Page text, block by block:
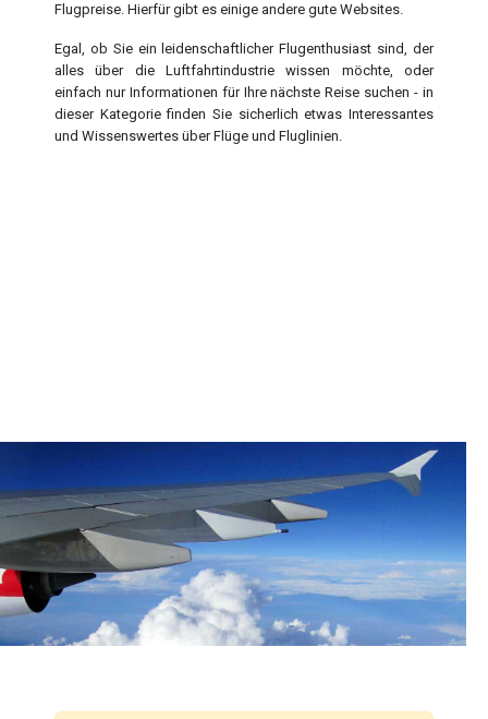
Flugpreise. Hierfür gibt es einige andere gute Websites.
Egal, ob Sie ein leidenschaftlicher Flugenthusiast sind, der
alles über die Luftfahrtindustrie wissen möchte, oder
einfach nur Informationen für Ihre nächste Reise suchen - in
dieser Kategorie finden Sie sicherlich etwas Interessantes
und Wissenswertes über Flüge und Fluglinien.